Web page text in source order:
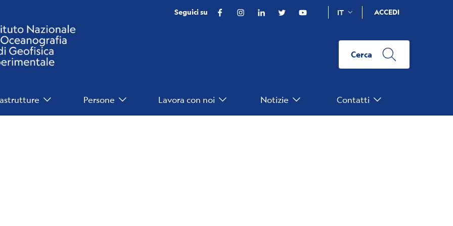
Seguici su FacebookInstagramLinkedinTwitter IT ACCEDI
Cerca
Persone Lavora con noi Notizie Contatti